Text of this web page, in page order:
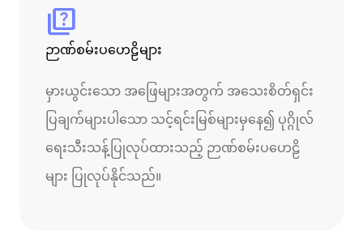
quiz
ဉာဏ်စမ်းပဟေဠိများ
မှားယွင်းသော အဖြေများအတွက် အသေးစိတ်ရှင်း
ပြချက်များပါသော သင့်ရင်းမြစ်များမှနေ၍ ပုဂ္ဂိုလ်
ရေးသီးသန့်ပြုလုပ်ထားသည့် ဉာဏ်စမ်းပဟေဠိ
များ ပြုလုပ်နိုင်သည်။